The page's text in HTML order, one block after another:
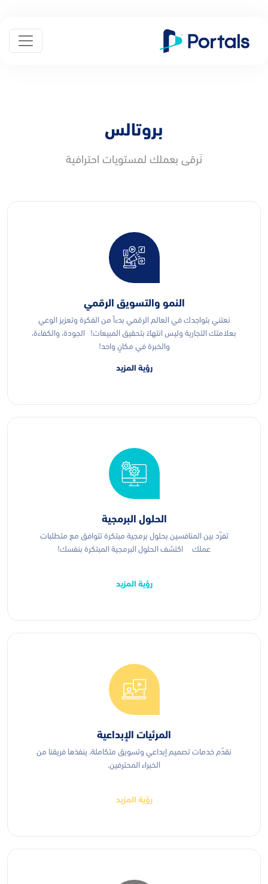
بروتالس
نَرقى بعملك لمستويات احترافية
النمو والتسويق الرقمي
نعتني بتواجدك في العالم الرقمي بدءاً من الفكرة وتعزيز الوعي
بعلامتك التجارية وليس انتهاءً بتحقيق المبيعات! الجودة، والكفاءة،
والخبرة في مكانٍ واحد!
رؤية المزيد
الحلول البرمجية
تفرّد بين المنافسين بحلول برمجية مبتكرة تتوافق مع متطلبات
عملك اكتشف الحلول البرمجية المبتكرة بنفسك!
رؤية المزيد
المرئيات الإبداعية
نقدّم خدمات تصميم إبداعي وتسويق متكاملة، ينفذها فريقنا من
الخبراء المحترفين.
رؤية المزيد